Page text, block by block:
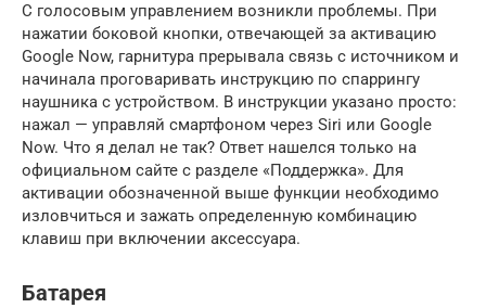
С голосовым управлением возникли проблемы. При
нажатии боковой кнопки, отвечающей за активацию
Google Now, гарнитура прерывала связь с источником и
начинала проговаривать инструкцию по спаррингу
наушника с устройством. В инструкции указано просто:
нажал — управляй смартфоном через Siri или Google
Now. Что я делал не так? Ответ нашелся только на
официальном сайте с разделе «Поддержка». Для
активации обозначенной выше функции необходимо
изловчиться и зажать определенную комбинацию
клавиш при включении аксессуара.
Батарея